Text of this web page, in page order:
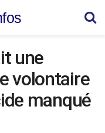
une
volontaire
manqué